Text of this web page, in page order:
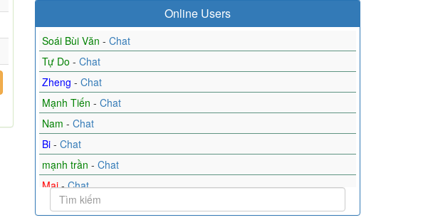
Online Users
Soái Bùi Văn - Chat
Tự Do - Chat
Zheng - Chat
Mạnh Tiến - Chat
Nam - Chat
Bi - Chat
mạnh trần - Chat
Mai-Chat
Tìm bạn-Chat